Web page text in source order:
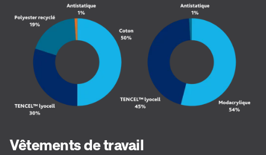
Vêtements de travail